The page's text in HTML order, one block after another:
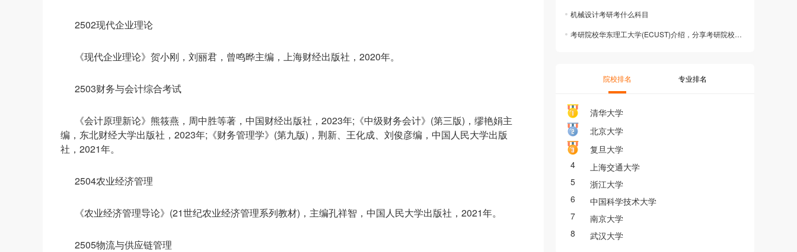
2502现代企业理论
《现代企业理论》贺小刚，刘丽君，曾鸣晔主编，上海财经出版社，2020年。
2503财务与会计综合考试
《会计原理新论》熊筱燕，周中胜等著，中国财经出版社，2023年;《中级财务会计》(第三版)，缪艳娟主
编，东北财经大学出版社，2023年;《财务管理学》(第九版)，荆新、王化成、刘俊彦编，中国人民大学出版
社，2021年。
2504农业经济管理
《农业经济管理导论》(21世纪农业经济管理系列教材)，主编孔祥智，中国人民大学出版社，2021年。
2505物流与供应链管理
机械设计考研考什么科目
考研院校华东理工大学(ECUST)介绍，分享考研院校选择建议及考研培训课程
院校排名 专业排名
清华大学
北京大学
复旦大学
4
上海交通大学
5
浙江大学
6
中国科学技术大学
7
南京大学
8
武汉大学